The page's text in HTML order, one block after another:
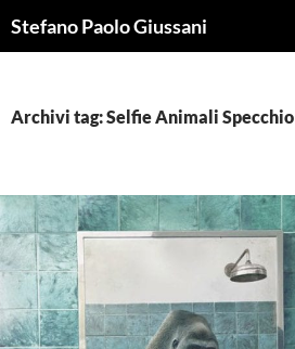
alStefano Paolo Giussani
Archivi tag: Selfie Animali Specchio